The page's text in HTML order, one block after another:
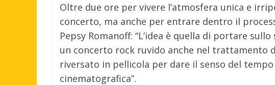
Oltre due ore per vivere l’atmosfera unica e
concerto, ma anche per entrare dentro il
Pepsy Romanoff: “L’idea è quella di portare
un concerto rock ruvido anche nel trattamento
riversato in pellicola per dare il senso del
cinematografica”.